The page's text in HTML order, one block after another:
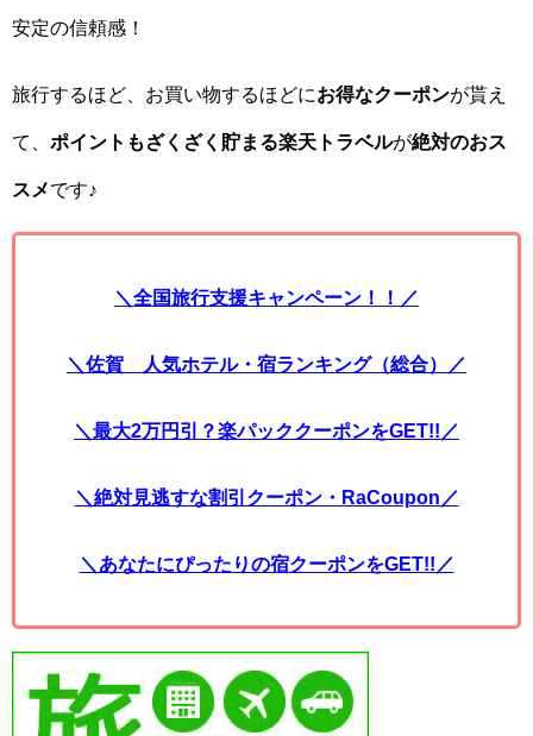
安定の信頼感！
旅行するほど、お買い物するほどにお得なクーポンが貰え
て、 ポイントもざくざく貯まる楽天トラベルが絶対のおス
スメです♪
＼全国旅行支援キャンペーン！！／
＼佐賀 人気ホテル・宿ランキング（総合）／
＼最大2万円引？楽パッククーポンをGET!!／
＼絶対見逃すな割引クーポン・RaCoupon／
＼あなたにぴったりの宿クーポンをGET!!／